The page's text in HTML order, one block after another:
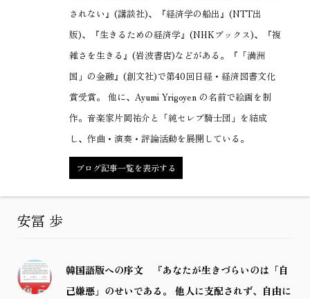
されない』(講談社)、『経済学の船出』(NTT出
版)、『生きるための経済学』(NHKブックス)、『複
雑さを生きる』(岩波書店)などがある。『「満洲
国」の金融』(創文社)で第40回日経・経済図書文化
賞受賞。 他に、Ayumi Yrigoyen の名前で絵画を制
作。音楽家片岡祐介と「純セレブ騎士団」を結成
し、作曲・演奏・評論活動を展開している。
ブログ記事一覧を表示する
安冨 歩
韓国語版への序文 『あなたが生きづらいのは「自
己嫌悪」のせいである。 他人に支配されず、自由に